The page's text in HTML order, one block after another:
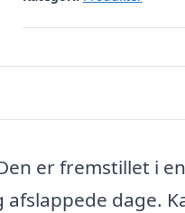
er fremstillet i
dage.